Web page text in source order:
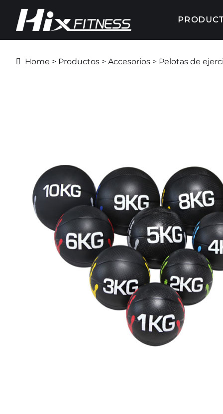
Home > Productos > Accesorios > Pelotas de